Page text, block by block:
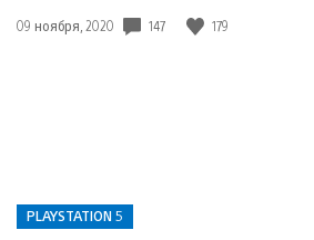
Дата
09 ноября, 2020 147 179
PLAYSTATION 5